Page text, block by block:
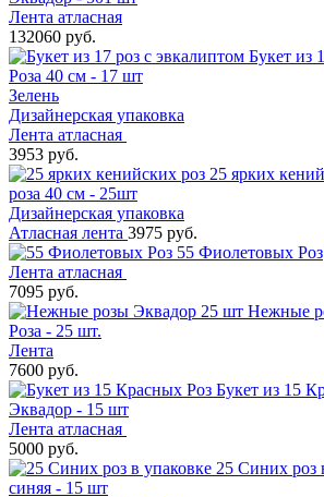
Лента атласная
132060 руб.
Букет из
Роза 40 см - 17 шт
Зелень
Дизайнерская упаковка
Лента атласная
3953 руб.
25 ярких
роза 40 см - 25шт
Дизайнерская упаковка
Атласная лента 3975 руб.
55 Фиолетовых Роз
Лента атласная
7095 руб.
Нежные
Роза - 25 шт.
Лента
7600 руб.
Букет из 15
Эквадор - 15 шт
Лента атласная
5000 руб.
25 Синих роз
синяя - 15 шт